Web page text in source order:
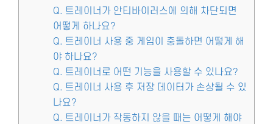
Q. 트레이너가 안티바이러스에 의해 차단되면
어떻게 하나요?
Q. 트레이너 사용 중 게임이 충돌하면 어떻게 해
야 하나요?
Q. 트레이너로 어떤 기능을 사용할 수 있나요?
Q. 트레이너 사용 후 저장 데이터가 손상될 수 있
나요?
Q. 트레이너가 작동하지 않을 때는 어떻게 해야